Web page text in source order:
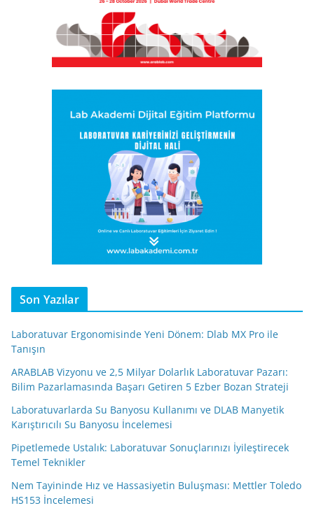
Son Yazılar
Laboratuvar Ergonomisinde Yeni Dönem: Dlab MX Pro ile
Tanışın
ARABLAB Vizyonu ve 2,5 Milyar Dolarlık Laboratuvar Pazarı:
Bilim Pazarlamasında Başarı Getiren 5 Ezber Bozan Strateji
Laboratuvarlarda Su Banyosu Kullanımı ve DLAB Manyetik
Karıştırıcılı Su Banyosu İncelemesi
Pipetlemede Ustalık: Laboratuvar Sonuçlarınızı İyileştirecek
Temel Teknikler
Nem Tayininde Hız ve Hassasiyetin Buluşması: Mettler Toledo
HS153 İncelemesi